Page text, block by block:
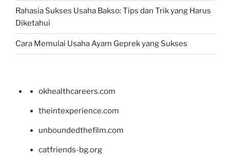
Rahasia Sukses Usaha Bakso: Tips dan Trik yang Harus
Diketahui
Cara Memulai Usaha Ayam Geprek yang Sukses
okhealthcareers.com
theintexperience.com
unboundedthefilm.com
catfriends-bg.org